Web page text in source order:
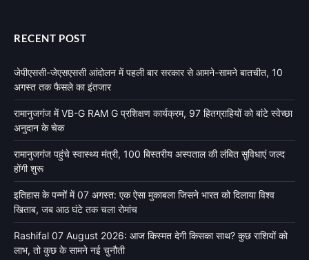
RECENT POST
जेपीएससी-जेएसएससी आंदोलन में पहली बार सरकार से आमने-सामने बातचीत, 10
अगस्त तक फैसले का इंतजार
रामानुजगंज में VB-G RAM G प्रशिक्षण कार्यक्रम, 97 हितग्राहियों को बांटे स्वेच्छा
अनुदान के चेक
रामानुजगंज पहुंचे स्वास्थ्य मंत्री, 100 बिस्तरीय अस्पताल की लंबित सुविधाएं जल्द
होंगी शुरू
इतिहास के पन्नों में 07 अगस्त: एक ऐसा मुकाबला जिसने भारत को दिलाया विश्व
खिताब, जब आठ घंटे तक चला रोमांच
Rashifal 07 August 2026: आज किस्मत देगी किसका साथ? कुछ राशियों को
लाभ, तो कुछ के सामने नई चुनौती